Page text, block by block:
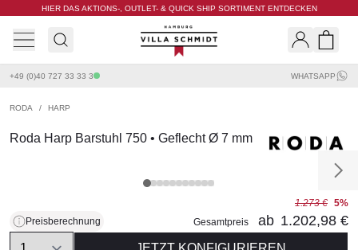
HIER DAS AKTIONS-, OUTLET- & QUICK SHIP SORTIMENT ENTDECKEN
Villa Schmidt
+49 (0)40 727 33 33 3 WHATSAPP
RODA / HARP
Roda Harp Barstuhl 750 • Geflecht Ø 7 mm
Preisberechnung
1.273 € 5%
Gesamtpreis
ab 1.202,98 €
Quantity